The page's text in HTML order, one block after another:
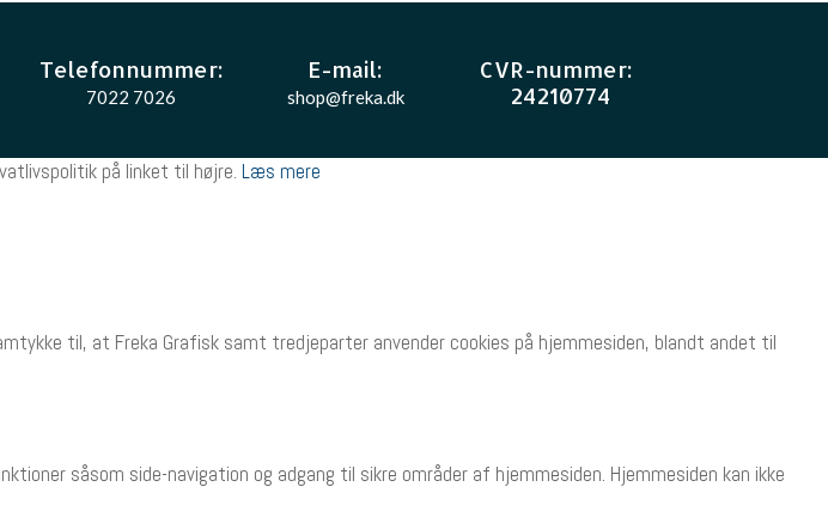
Telefonnummer:
7022 7026
E-mail:
shop@freka.dk
CVR-nummer:
24210774
på linket til højre. Læs mere
til, at Freka Grafisk samt tredjeparter anvender cookies på hjemmesiden, blandt andet til
såsom side-navigation og adgang til sikre områder af hjemmesiden. Hjemmesiden kan ikke